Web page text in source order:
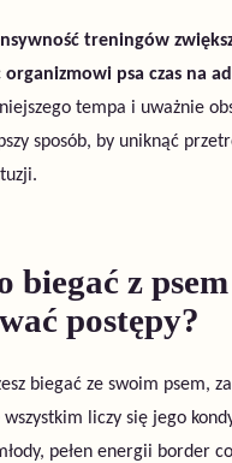
treningów
psa czas na
tempa i uważnie
sposób, by uniknąć
biegać z
postępy?
biegać ze swoim psem,
wszystkim liczy się jego
pełen energii border